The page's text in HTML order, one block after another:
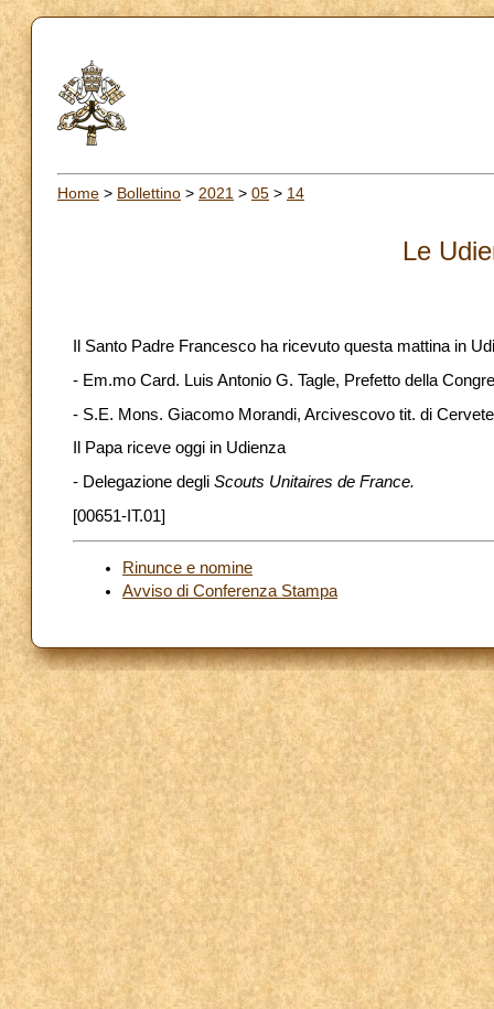
Home > Bollettino > 2021 > 05 > 14
Le
Il Santo Padre Francesco ha ricevuto questa mattina in
- Em.mo Card. Luis Antonio G. Tagle, Prefetto della
- S.E. Mons. Giacomo Morandi, Arcivescovo tit. di
Il Papa riceve oggi in Udienza
- Delegazione degli Scouts Unitaires de France.
[00651-IT.01]
Rinunce e nomine
Avviso di Conferenza Stampa